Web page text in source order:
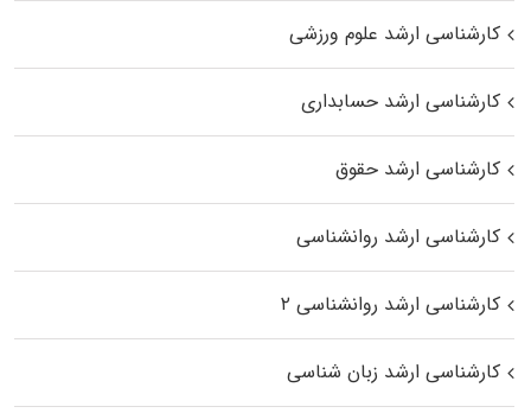
کارشناسی ارشد علوم ورزشی
کارشناسی ارشد حسابداری
کارشناسی ارشد حقوق
کارشناسی ارشد روانشناسی
کارشناسی ارشد روانشناسی ۲
کارشناسی ارشد زبان شناسی